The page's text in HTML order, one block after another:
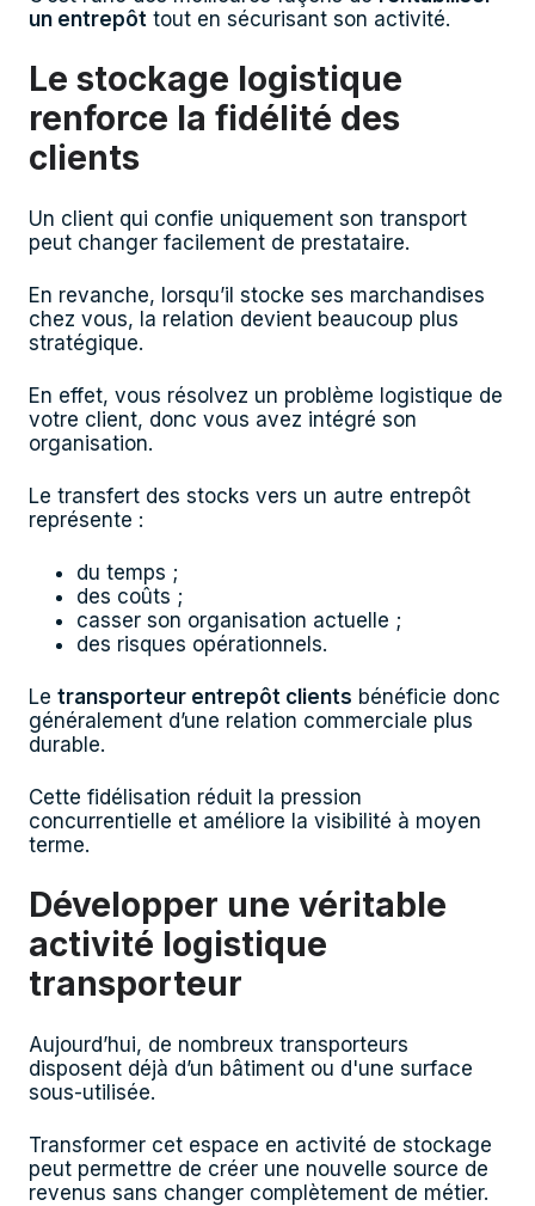
un entrepôt tout en sécurisant son activité.
Le stockage logistique
renforce la fidélité des
clients
Un client qui confie uniquement son transport
peut changer facilement de prestataire.
En revanche, lorsqu’il stocke ses marchandises
chez vous, la relation devient beaucoup plus
stratégique.
En effet, vous résolvez un problème logistique de
votre client, donc vous avez intégré son
organisation.
Le transfert des stocks vers un autre entrepôt
représente :
du temps ;
des coûts ;
casser son organisation actuelle ;
des risques opérationnels.
Le transporteur entrepôt clients bénéficie donc
généralement d’une relation commerciale plus
durable.
Cette fidélisation réduit la pression
concurrentielle et améliore la visibilité à moyen
terme.
Développer une véritable
activité logistique
transporteur
Aujourd’hui, de nombreux transporteurs
disposent déjà d’un bâtiment ou d'une surface
sous-utilisée.
Transformer cet espace en activité de stockage
peut permettre de créer une nouvelle source de
revenus sans changer complètement de métier.